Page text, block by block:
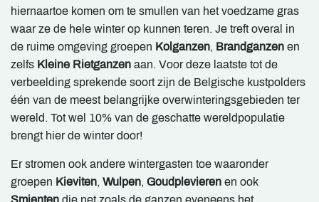
hiernaartoe komen om te smullen van het voedzame gras
waar ze de hele winter op kunnen teren. Je treft overal in
de ruime omgeving groepen Kolganzen, Brandganzen en
zelfs Kleine Rietganzen aan. Voor deze laatste tot de
verbeelding sprekende soort zijn de Belgische kustpolders
één van de meest belangrijke overwinteringsgebieden ter
wereld. Tot wel 10% van de geschatte wereldpopulatie
brengt hier de winter door!
Er stromen ook andere wintergasten toe waaronder
groepen Kieviten, Wulpen, Goudplevieren en ook
Smienten die net zoals de ganzen eveneens het